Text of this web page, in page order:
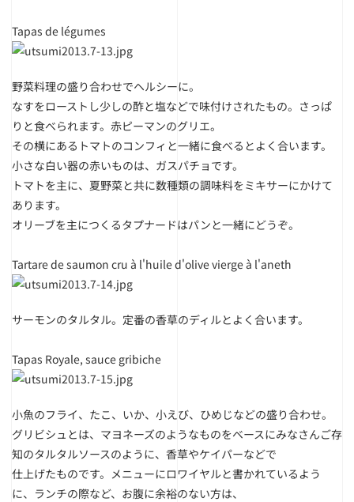
Tapas de légumes
野菜料理の盛り合わせでヘルシーに。
なすをローストし少しの酢と塩などで味付けされたもの。さっぱ
りと食べられます。赤ピーマンのグリエ。
その横にあるトマトのコンフィと一緒に食べるとよく合います。
小さな白い器の赤いものは、ガスパチョです。
トマトを主に、夏野菜と共に数種類の調味料をミキサーにかけて
あります。
オリーブを主につくるタプナードはパンと一緒にどうぞ。
Tartare de saumon cru à l'huile d'olive vierge à l'aneth
サーモンのタルタル。定番の香草のディルとよく合います。
Tapas Royale, sauce gribiche
小魚のフライ、たこ、いか、小えび、ひめじなどの盛り合わせ。
グリビシュとは、マヨネーズのようなものをベースにみなさんご存
知のタルタルソースのように、香草やケイパーなどで
仕上げたものです。メニューにロワイヤルと書かれているよう
に、ランチの際など、お腹に余裕のない方は、